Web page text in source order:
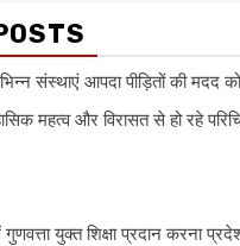
संस्थाएं आपदा पीड़ितों की
महत्व और विरासत से हो रहे
युक्त शिक्षा प्रदान करना